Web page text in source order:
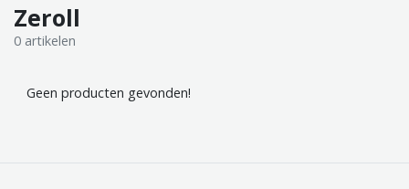
Zeroll
0 artikelen
Geen producten gevonden!